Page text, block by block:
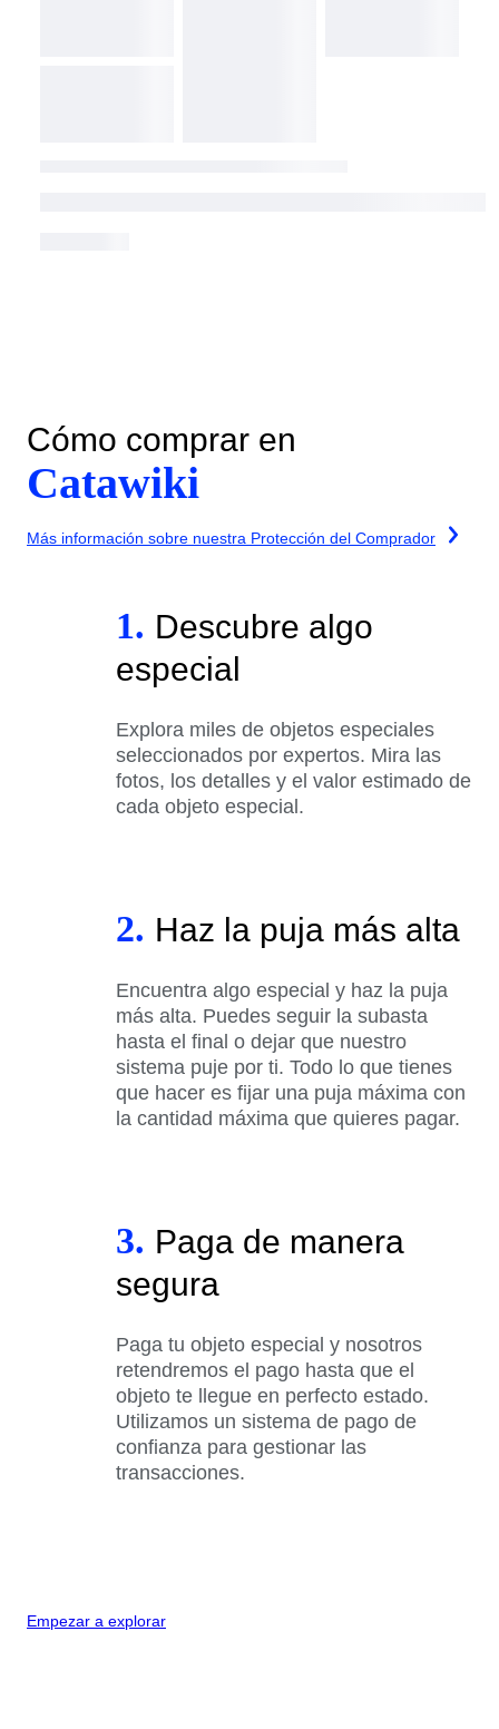
Cómo comprar en
Catawiki
Más información sobre nuestra Protección del Comprador
1. Descubre algo
especial
Explora miles de objetos especiales
seleccionados por expertos. Mira las
fotos, los detalles y el valor estimado de
cada objeto especial.
2. Haz la puja más alta
Encuentra algo especial y haz la puja
más alta. Puedes seguir la subasta
hasta el final o dejar que nuestro
sistema puje por ti. Todo lo que tienes
que hacer es fijar una puja máxima con
la cantidad máxima que quieres pagar.
3. Paga de manera
segura
Paga tu objeto especial y nosotros
retendremos el pago hasta que el
objeto te llegue en perfecto estado.
Utilizamos un sistema de pago de
confianza para gestionar las
transacciones.
Empezar a explorar